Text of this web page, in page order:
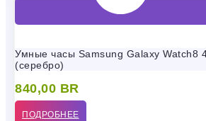
Умные часы Samsung Galaxy Watch8
(серебро)
840,00 BR
ПОДРОБНЕЕ